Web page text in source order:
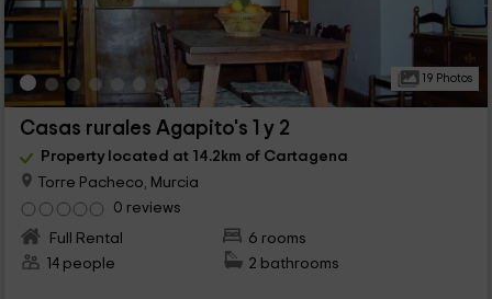
19 Photos
Casas rurales Agapito's 1 y 2
Property located at 14.2km of Cartagena
Torre Pacheco, Murcia
0 reviews
Full Rental
6 rooms
14 people
2 bathrooms